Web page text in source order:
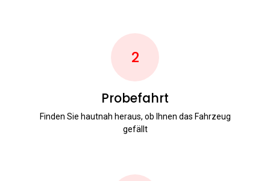
2
Probefahrt
Finden Sie hautnah heraus, ob Ihnen das Fahrzeug
gefällt